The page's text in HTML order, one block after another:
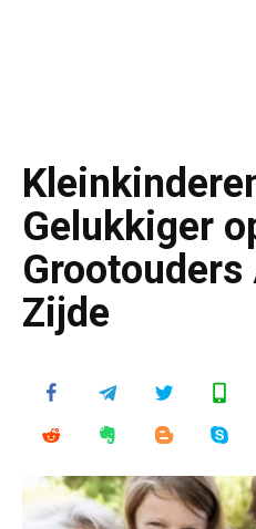
Gelukkiger
Grootouders
Zijde